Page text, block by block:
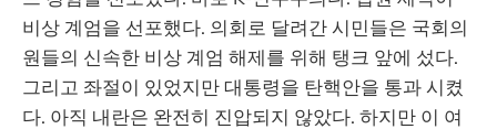
비상 계엄을 선포했다. 의회로 달려간 시민들은 국회의
원들의 신속한 비상 계엄 해제를 위해 탱크 앞에 섰다.
그리고 좌절이 있었지만 대통령을 탄핵안을 통과 시켰
다. 아직 내란은 완전히 진압되지 않았다. 하지만 이 여